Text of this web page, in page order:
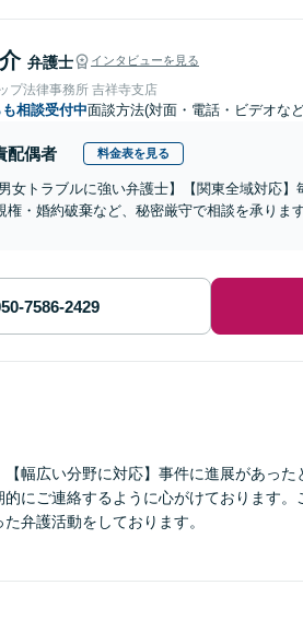
弁護士 インタビューを見る
プ法律事務所 吉祥寺支店
相談受付中面談方法(対面・電話・ビデオな
配偶者 料金表を見る
トラブルに強い弁護士】【関東全域対応】毎月100件以上の相
権・婚約破棄など、秘密厳守で相談を承り
【幅広い分野に対応】事件に進展があっ
にご連絡するように心がけております
弁護活動をしております。